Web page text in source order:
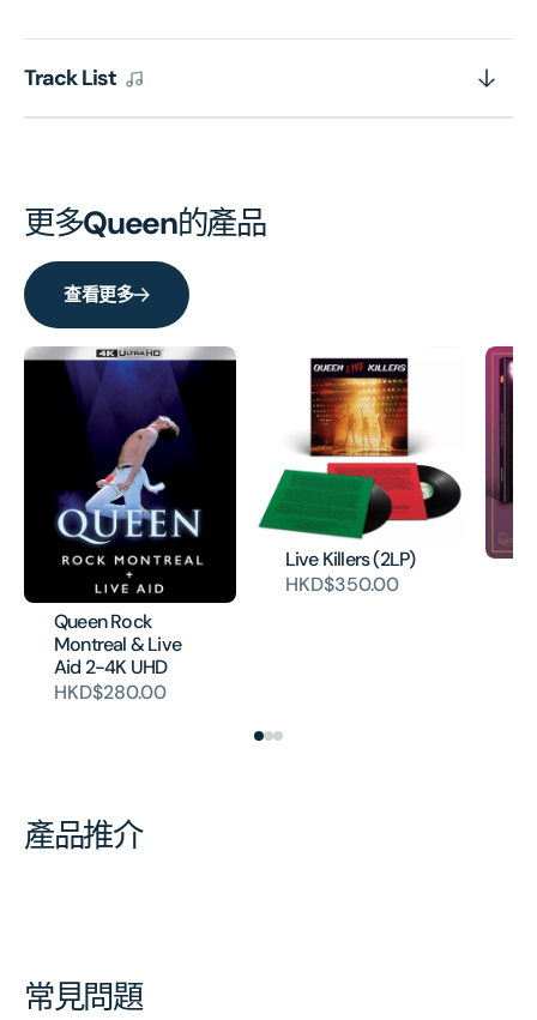
的
數
的
數
Track List
更多Queen的產品
查看更多
Queen Rock
Montreal & Live
Aid 2-4K UHD
HKD$280.00
Live Killers (2LP)
HKD$350.00
產品推介
常見問題